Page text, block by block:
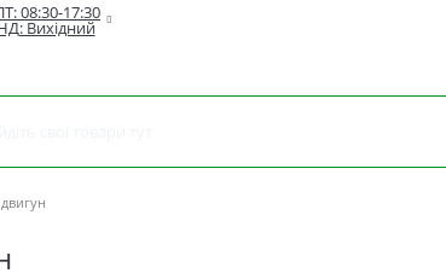
08:30-17:30
Вихідний